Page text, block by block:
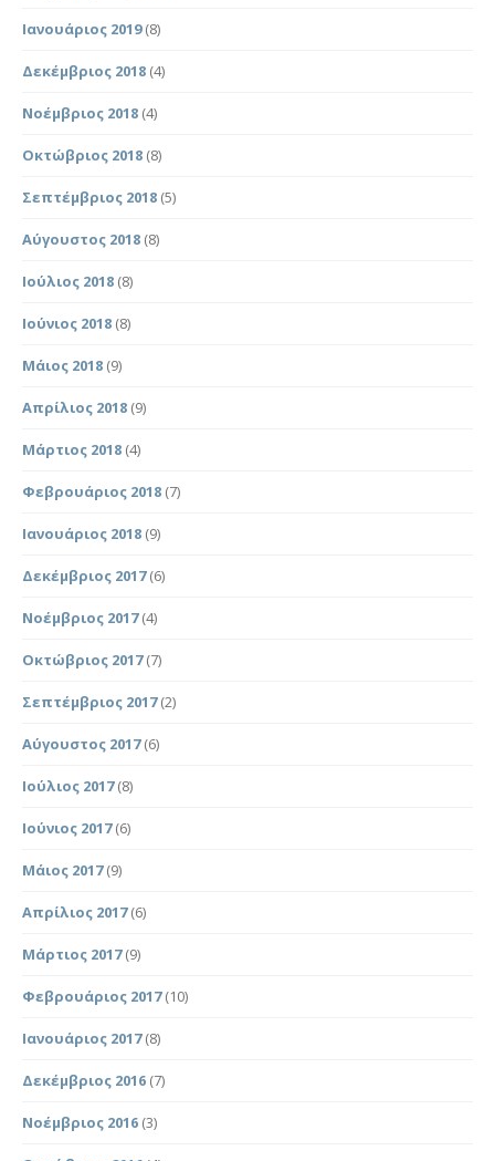
Ιανουάριος 2019(8)
Δεκέμβριος 2018 (4)
Νοέμβριος 2018 (4)
Οκτώβριος 2018 (8)
Σεπτέμβριος 2018 (5)
Αύγουστος 2018 (8)
Ιούλιος 2018 (8)
Ιούνιος 2018 (8)
Μάιος 2018 (9)
Απρίλιος 2018 (9)
Μάρτιος 2018 (4)
Φεβρουάριος 2018 (7)
Ιανουάριος 2018 (9)
Δεκέμβριος 2017(6)
Νοέμβριος 2017(4)
Οκτώβριος 2017(7)
Σεπτέμβριος 2017(2)
Αύγουστος 2017(6)
Ιούλιος 2017(8)
Ιούνιος 2017(6)
Μάιος 2017(9)
Απρίλιος 2017(6)
Μάρτιος 2017(9)
Φεβρουάριος 2017(10)
Ιανουάριος 2017(8)
Δεκέμβριος 2016 (7)
Νοέμβριος 2016 (3)